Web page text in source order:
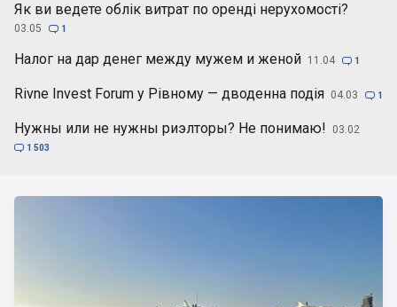
Як ви ведете облік витрат по оренді нерухомості?
03.05  1
Налог на дар денег между мужем и женой 11.04  1
Rivne Invest Forum у Рівному — дводенна подія 04.03  1
Нужны или не нужны риэлторы? Не понимаю! 03.02
 1 503